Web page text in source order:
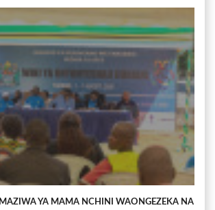
YA MAMA NCHINI WAONGEZEKA NA